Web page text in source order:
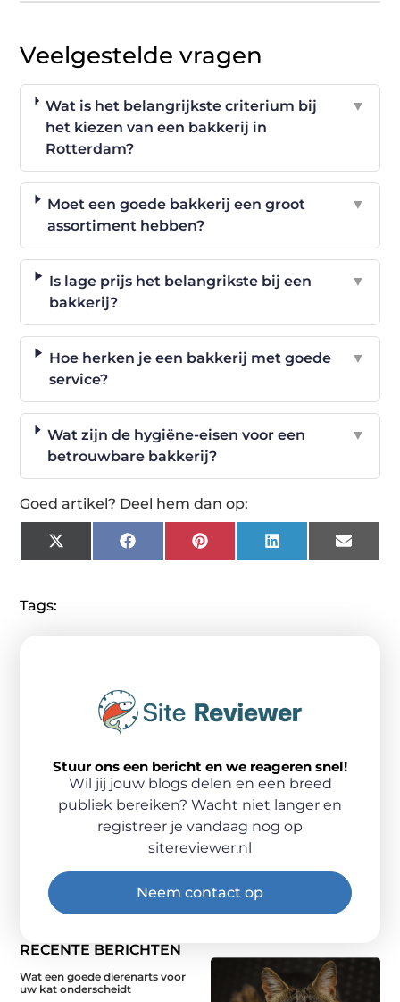
Veelgestelde vragen
Wat is het belangrijkste criterium bij
het kiezen van een bakkerij in
Rotterdam?
▼
Moet een goede bakkerij een groot
assortiment hebben?
▼
Is lage prijs het belangrikste bij een
bakkerij?
▼
Hoe herken je een bakkerij met goede
service?
▼
Wat zijn de hygiëne-eisen voor een
betrouwbare bakkerij?
▼
Goed artikel? Deel hem dan op:
X
(Twitter)
FacebookPinterestLinkedIn Email
Tags:
RECENTE BERICHTEN
Wat een goede dierenarts voor
uw kat onderscheidt
Stuur ons een bericht en we reageren snel!
Wil jij jouw blogs delen en een breed
publiek bereiken? Wacht niet langer en
registreer je vandaag nog op
sitereviewer.nl
Neem contact op